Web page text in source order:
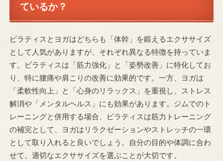
ているか？
ピラティスとヨガはどちらも「体幹」を鍛えるエクササイズ
として人気がありますが、それぞれ異なる特徴を持っていま
す。ピラティスは「筋力強化」と「姿勢改善」に特化してお
り、特に腰痛や肩こりの改善に効果的です。一方、ヨガは
「柔軟性向上」と「心身のリラックス」を重視し、ストレス
解消や「メンタルヘルス」にも効果があります。ジムでのト
レーニングと併用する場合、ピラティスは筋力トレーニング
の補完として、ヨガはリラクゼーションやストレッチの一環
として取り入れると良いでしょう。自分の目的や体調に合わ
せて、適切なエクササイズを選ぶことが大切です。